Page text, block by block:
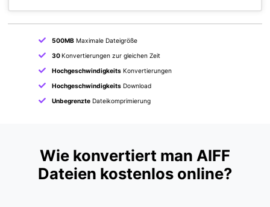
500MBMaximale Dateigröße
30Konvertierungen zur gleichen Zeit
HochgeschwindigkeitsKonvertierungen
HochgeschwindigkeitsDownload
UnbegrenzteDateikomprimierung
Wie konvertiert man AIFF
Dateien kostenlos online?